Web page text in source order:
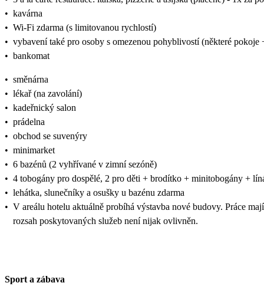
• kavárna
• Wi-Fi zdarma (s limitovanou rychlostí)
• vybavení také pro osoby s omezenou pohyblivostí (některé pokoje
• bankomat
• směnárna
• lékař (na zavolání)
• kadeřnický salon
• prádelna
• obchod se suvenýry
• minimarket
• 6 bazénů (2 vyhřívané v zimní sezóně)
• 4 tobogány pro dospělé, 2 pro děti + brodítko + minitobogány +
• lehátka, slunečníky a osušky u bazénu zdarma
• V areálu hotelu aktuálně probíhá výstavba nové budovy. Práce
rozsah poskytovaných služeb není nijak ovlivněn.
Sport a zábava